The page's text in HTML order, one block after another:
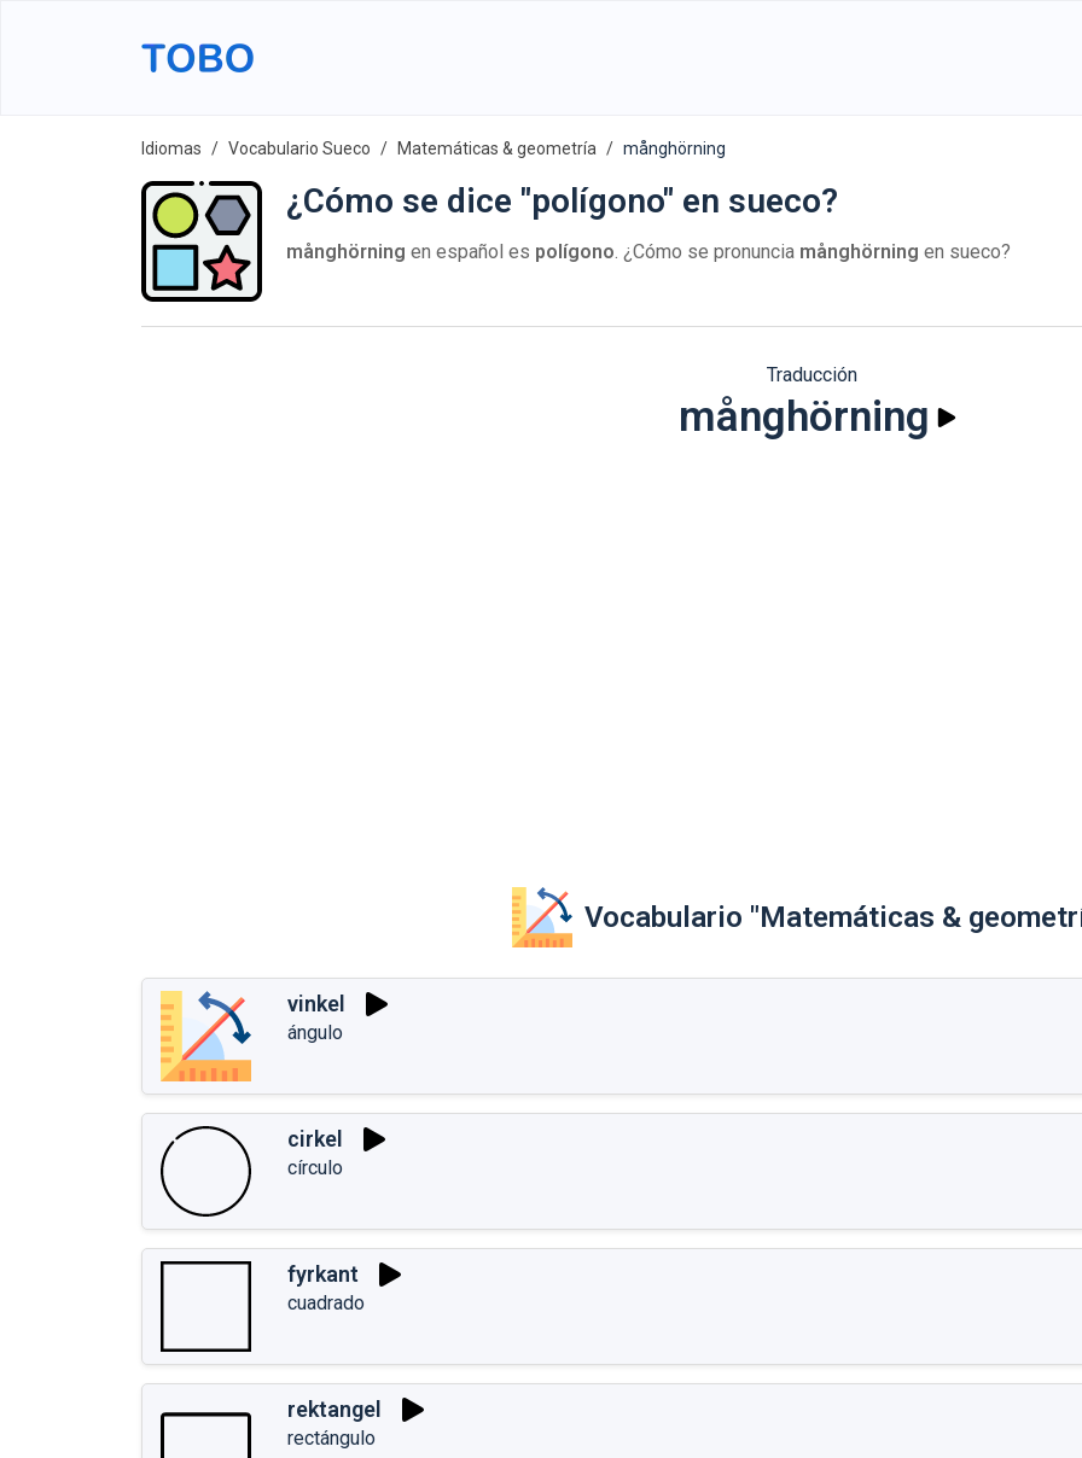
Idiomas Vocabulario Sueco Matemáticas & geometría månghörning
¿Cómo se dice "polígono" en sueco?
månghörning en español es polígono. ¿Cómo se pronuncia månghörning en sueco?
Traducción
månghörning
Vocabulario "Matemáticas &
vinkel
ángulo
cirkel
círculo
fyrkant
cuadrado
rektangel
rectángulo